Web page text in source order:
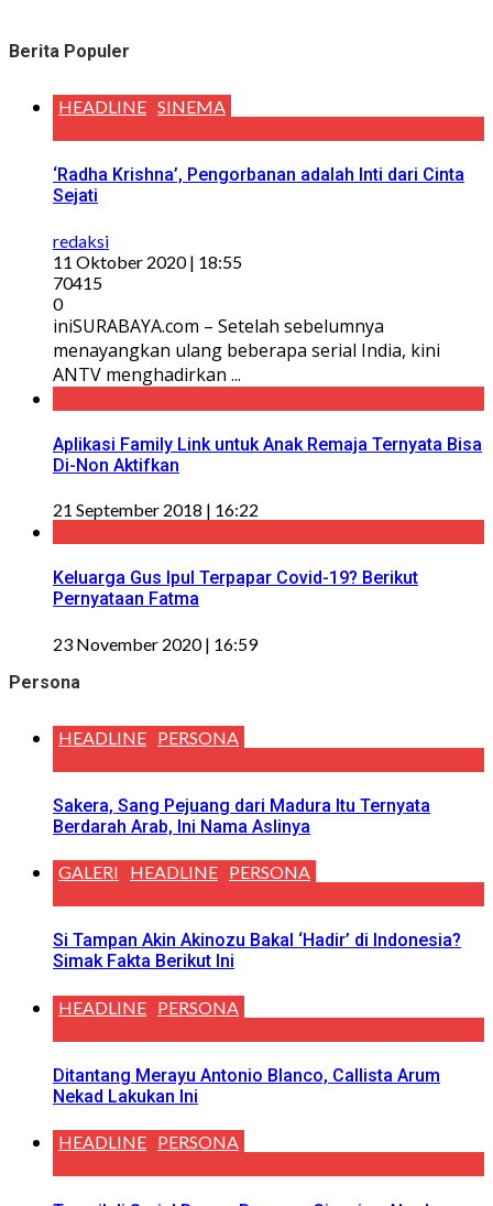
Berita Populer
HEADLINE SINEMA
‘Radha Krishna’, Pengorbanan adalah Inti dari Cinta
Sejati
redaksi
11 Oktober 2020 | 18:55
70415
0
iniSURABAYA.com – Setelah sebelumnya
menayangkan ulang beberapa serial India, kini
ANTV menghadirkan ...
Aplikasi Family Link untuk Anak Remaja Ternyata Bisa
Di-Non Aktifkan
21 September 2018 | 16:22
Keluarga Gus Ipul Terpapar Covid-19? Berikut
Pernyataan Fatma
23 November 2020 | 16:59
Persona
HEADLINE PERSONA
Sakera, Sang Pejuang dari Madura Itu Ternyata
Berdarah Arab, Ini Nama Aslinya
GALERI HEADLINE PERSONA
Si Tampan Akin Akinozu Bakal ‘Hadir’ di Indonesia?
Simak Fakta Berikut Ini
HEADLINE PERSONA
Ditantang Merayu Antonio Blanco, Callista Arum
Nekad Lakukan Ini
HEADLINE PERSONA